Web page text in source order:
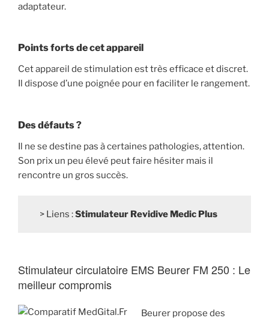
adaptateur.
Points forts de cet appareil
Cet appareil de stimulation est très efficace et discret.
Il dispose d’une poignée pour en faciliter le rangement.
Des défauts ?
Il ne se destine pas à certaines pathologies, attention.
Son prix un peu élevé peut faire hésiter mais il
rencontre un gros succès.
> Liens :Stimulateur Revidive Medic Plus
Stimulateur circulatoire EMS Beurer FM 250 : Le
meilleur compromis
Beurer propose des